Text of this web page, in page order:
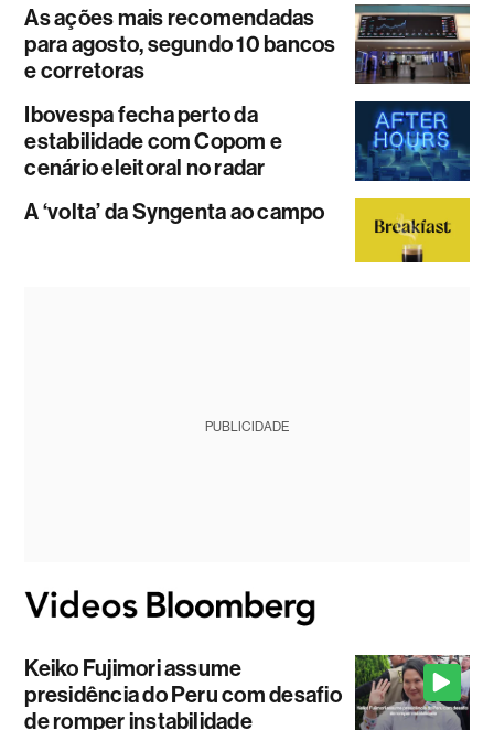
As ações mais recomendadas
para agosto, segundo 10 bancos
e corretoras
Ibovespa fecha perto da
estabilidade com Copom e
cenário eleitoral no radar
A ‘volta’ da Syngenta ao campo
PUBLICIDADE
Keiko Fujimori assume
presidência do Peru com desafio
de romper instabilidade